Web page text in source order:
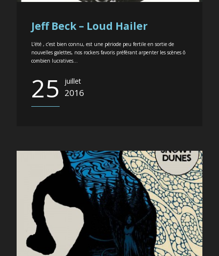
Jeff Beck – Loud Hailer
L’été , c’est bien connu, est une période peu fertile en sortie de
nouvelles galettes, nos rockers favoris préférant arpenter les scènes ô
combien lucratives...
25 juillet
2016